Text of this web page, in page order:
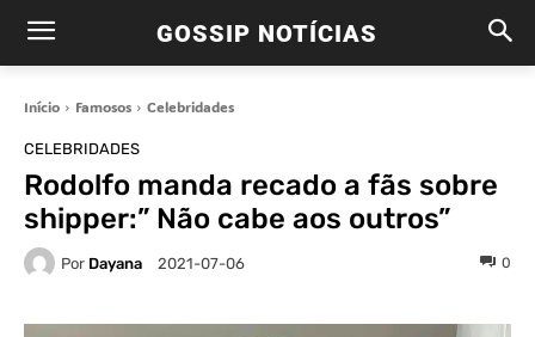
GOSSIP NOTÍCIAS
Início Famosos Celebridades
CELEBRIDADES
Rodolfo manda recado a fãs sobre
shipper:” Não cabe aos outros”
Por Dayana 2021-07-06 0